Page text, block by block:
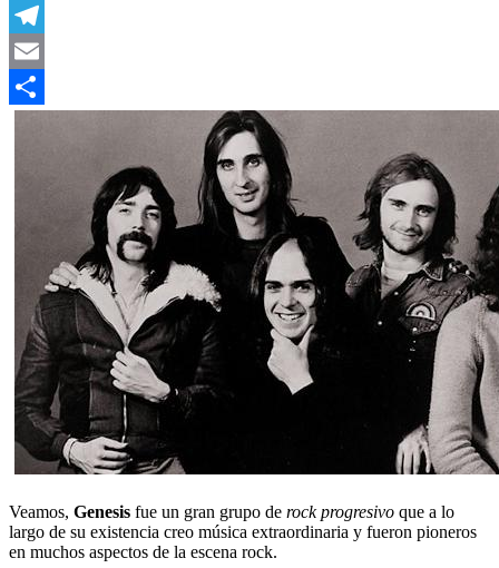
WhatsApp
Telegram
Email
Veamos, Genesis fue un gran grupo de rock progresivo que a lo
largo de su existencia creo música extraordinaria y fueron pioneros
en muchos aspectos de la escena rock.